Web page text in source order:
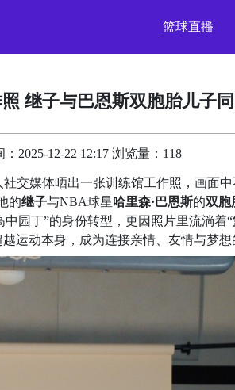
篮球直播
继子与巴恩斯双胞胎儿子
2025-12-22 12:17 浏览量：118
社交媒体晒出一张训练馆工作照，画面
的继子与NBA球星哈里森·巴恩斯的双胞
园丁”的身份转型，更因照片里流淌着“
运动本身，成为连接亲情、友情与梦想